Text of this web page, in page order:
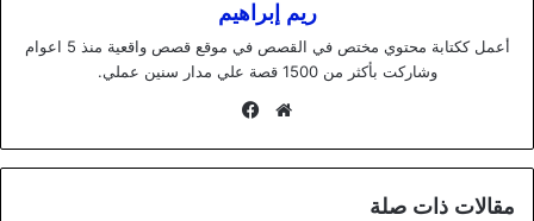
ريم إبراهيم
أعمل ككتابة محتوي مختص في القصص في موقع قصص واقعية منذ 5 اعوام
وشاركت بأكثر من 1500 قصة علي مدار سنين عملي.
موقع
مقالات ذات صلة